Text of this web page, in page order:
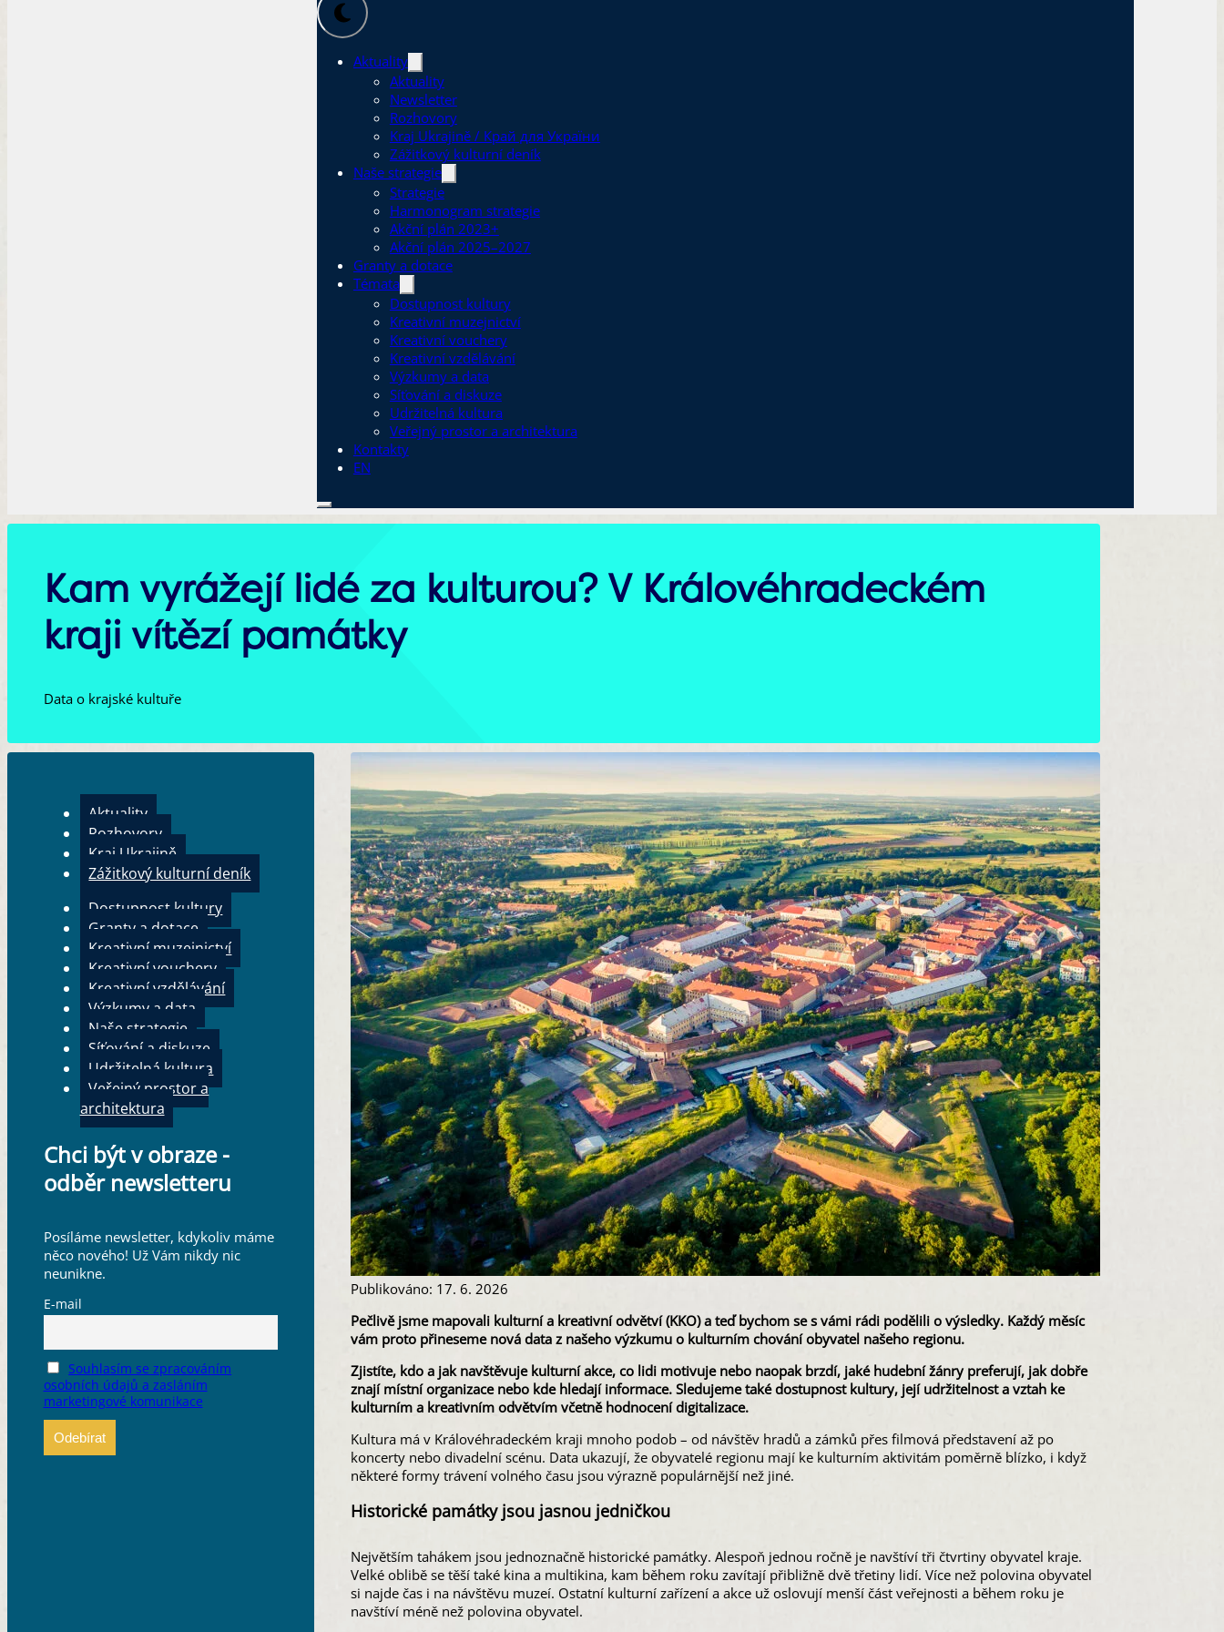
Aktuality
Aktuality
Newsletter
Rozhovory
Kraj Ukrajině / Край для України
Zážitkový kulturní deník
Naše strategie
Strategie
Harmonogram strategie
Akční plán 2023+
Akční plán 2025–2027
Granty a dotace
Témata
Dostupnost kultury
Kreativní muzejnictví
Kreativní vouchery
Kreativní vzdělávání
Výzkumy a data
Síťování a diskuze
Udržitelná kultura
Veřejný prostor a architektura
Kontakty
EN
Kam vyrážejí lidé za kulturou? V Královéhradeckém
kraji vítězí památky
Data o krajské kultuře
Aktuality
Rozhovory
Kraj Ukrajině
Zážitkový kulturní deník
Dostupnost kultury
Granty a dotace
Kreativní muzejnictví
Kreativní vouchery
Kreativní vzdělávání
Výzkumy a data
Naše strategie
Síťování a diskuze
Udržitelná kultura
Veřejný prostor a
architektura
Chci být v obraze -
odběr newsletteru
Posíláme newsletter, kdykoliv máme
něco nového! Už Vám nikdy nic
neunikne.
E-mail
Souhlasím se zpracováním
osobních údajů a zasláním
marketingové komunikace
Publikováno: 17. 6. 2026
Pečlivě jsme mapovali kulturní a kreativní odvětví (KKO) a teď bychom se s vámi rádi podělili o výsledky. Každý měsíc
vám proto přineseme nová data z našeho výzkumu o kulturním chování obyvatel našeho regionu.
Zjistíte, kdo a jak navštěvuje kulturní akce, co lidi motivuje nebo naopak brzdí, jaké hudební žánry preferují, jak dobře
znají místní organizace nebo kde hledají informace. Sledujeme také dostupnost kultury, její udržitelnost a vztah ke
kulturním a kreativním odvětvím včetně hodnocení digitalizace.
Kultura má v Královéhradeckém kraji mnoho podob – od návštěv hradů a zámků přes filmová představení až po
koncerty nebo divadelní scénu. Data ukazují, že obyvatelé regionu mají ke kulturním aktivitám poměrně blízko, i když
některé formy trávení volného času jsou výrazně populárnější než jiné.
Historické památky jsou jasnou jedničkou
Největším tahákem jsou jednoznačně historické památky. Alespoň jednou ročně je navštíví tři čtvrtiny obyvatel kraje.
Velké oblibě se těší také kina a multikina, kam během roku zavítají přibližně dvě třetiny lidí. Více než polovina obyvatel
si najde čas i na návštěvu muzeí. Ostatní kulturní zařízení a akce už oslovují menší část veřejnosti a během roku je
navštíví méně než polovina obyvatel.